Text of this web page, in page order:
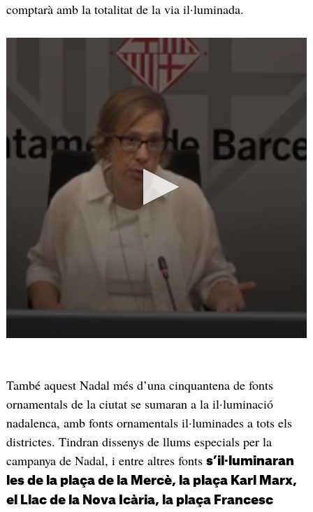
comptarà amb la totalitat de la via il·luminada.
També aquest Nadal més d’una cinquantena de fonts
ornamentals de la ciutat se sumaran a la il·luminació
nadalenca, amb fonts ornamentals il·luminades a tots els
districtes. Tindran dissenys de llums especials per la
campanya de Nadal, i entre altres fonts s’il·luminaran
les de la plaça de la Mercè, la plaça Karl Marx,
el Llac de la Nova Icària, la plaça Francesc